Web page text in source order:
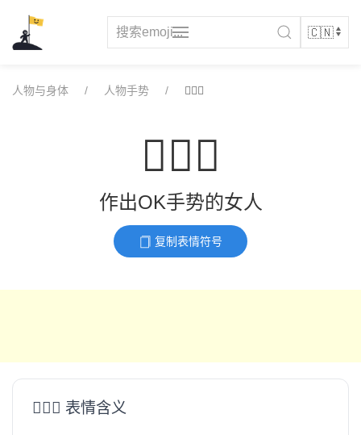
content
人物与身体 人物手势 🙆🏼‍♀️
🙆🏼‍♀️
作出OK手势的女人
复制表情符号
🙆🏼‍♀️ 表情含义